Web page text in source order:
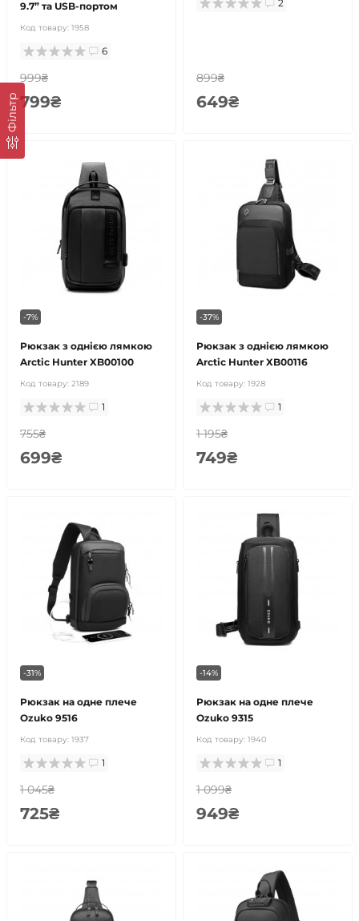
Фільтр
9.7” та USB-портом
Код товару: 1958
6
999₴
799₴
2
899₴
649₴
-7%
Рюкзак з однією лямкою
Arctic Hunter XB00100
Код товару: 2189
1
755₴
699₴
-37%
Рюкзак з однією лямкою
Arctic Hunter XB00116
Код товару: 1928
1
1 195₴
749₴
-31%
Рюкзак на одне плече
Ozuko 9516
Код товару: 1937
1
1 045₴
725₴
-14%
Рюкзак на одне плече
Ozuko 9315
Код товару: 1940
1
1 099₴
949₴